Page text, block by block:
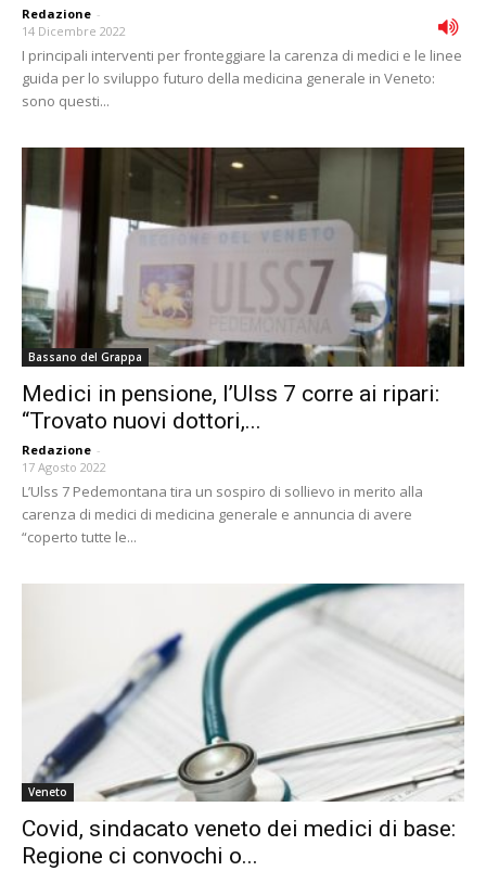
Redazione -
14 Dicembre 2022
I principali interventi per fronteggiare la carenza di medici e le linee
guida per lo sviluppo futuro della medicina generale in Veneto:
sono questi...
Bassano del Grappa
Medici in pensione, l’Ulss 7 corre ai ripari:
“Trovato nuovi dottori,...
Redazione -
17 Agosto 2022
L’Ulss 7 Pedemontana tira un sospiro di sollievo in merito alla
carenza di medici di medicina generale e annuncia di avere
“coperto tutte le...
Veneto
Covid, sindacato veneto dei medici di base:
Regione ci convochi o...